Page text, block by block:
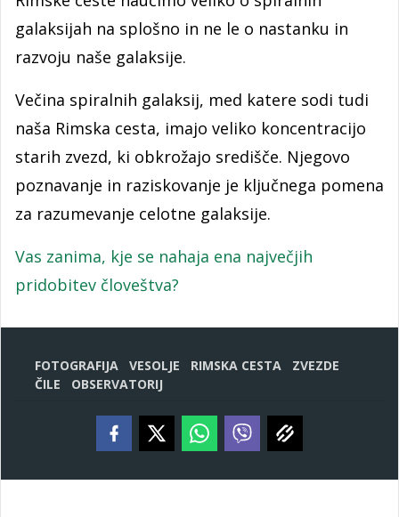
galaksijah na splošno in ne le o nastanku in
razvoju naše galaksije.
Večina spiralnih galaksij, med katere sodi tudi
naša Rimska cesta, imajo veliko koncentracijo
starih zvezd, ki obkrožajo središče. Njegovo
poznavanje in raziskovanje je ključnega pomena
za razumevanje celotne galaksije.
Vas zanima, kje se nahaja ena največjih
pridobitev človeštva?
FOTOGRAFIJA VESOLJE RIMSKA CESTA
ZVEZDE
ČILE
OBSERVATORIJ